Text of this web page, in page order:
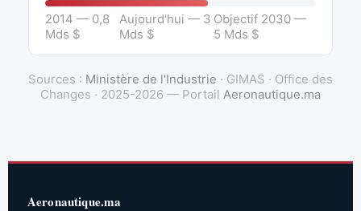
2014 — 0,8
Mds $
Aujourd'hui — 3
Mds $
Objectif 2030 —
5 Mds $
Sources : Ministère de l'Industrie · GIMAS · Office des
Changes · 2025-2026 — Portail Aeronautique.ma
Aeronautique.ma